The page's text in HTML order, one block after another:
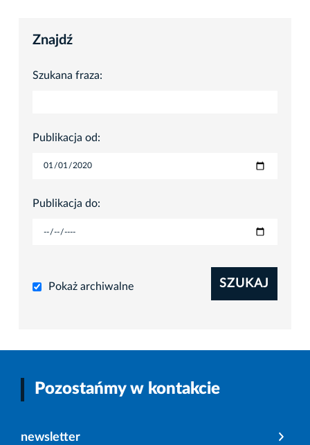
Znajdź
Szukana fraza:
Publikacja od:
Publikacja do:
Pokaż archiwalne SZUKAJ
Pozostańmy w kontakcie
newsletter